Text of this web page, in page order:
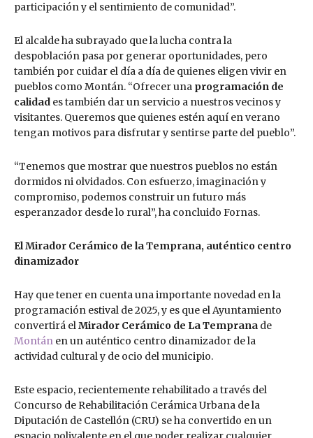
participación y el sentimiento de comunidad”.
El alcalde ha subrayado que la lucha contra la
despoblación pasa por generar oportunidades, pero
también por cuidar el día a día de quienes eligen vivir en
pueblos como Montán. “Ofrecer una programación de
calidad es también dar un servicio a nuestros vecinos y
visitantes. Queremos que quienes estén aquí en verano
tengan motivos para disfrutar y sentirse parte del pueblo”.
“Tenemos que mostrar que nuestros pueblos no están
dormidos ni olvidados. Con esfuerzo, imaginación y
compromiso, podemos construir un futuro más
esperanzador desde lo rural”, ha concluido Fornas.
El Mirador Cerámico de la Temprana, auténtico centro
dinamizador
Hay que tener en cuenta una importante novedad en la
programación estival de 2025, y es que el Ayuntamiento
convertirá elMirador Cerámico de La Temprana de
Montán en un auténtico centro dinamizador de la
actividad cultural y de ocio del municipio.
Este espacio, recientemente rehabilitado a través del
Concurso de Rehabilitación Cerámica Urbana de la
Diputación de Castellón (CRU) se ha convertido en un